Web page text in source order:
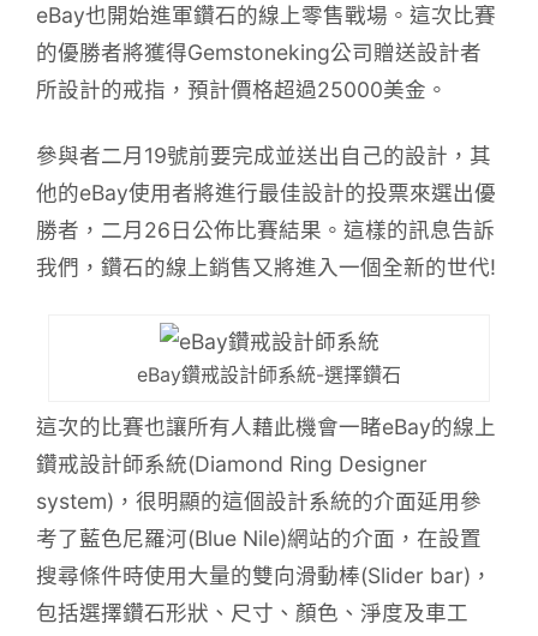
eBay也開始進軍鑽石的線上零售戰場。這次比賽
的優勝者將獲得Gemstoneking公司贈送設計者
所設計的戒指，預計價格超過25000美金。
參與者二月19號前要完成並送出自己的設計，其
他的eBay使用者將進行最佳設計的投票來選出優
勝者，二月26日公佈比賽結果。這樣的訊息告訴
我們，鑽石的線上銷售又將進入一個全新的世代!
eBay鑽戒設計師系統-選擇鑽石
這次的比賽也讓所有人藉此機會一睹eBay的線上
鑽戒設計師系統(Diamond Ring Designer
system)，很明顯的這個設計系統的介面延用參
考了藍色尼羅河(Blue Nile)網站的介面，在設置
搜尋條件時使用大量的雙向滑動棒(Slider bar)，
包括選擇鑽石形狀、尺寸、顏色、淨度及車工